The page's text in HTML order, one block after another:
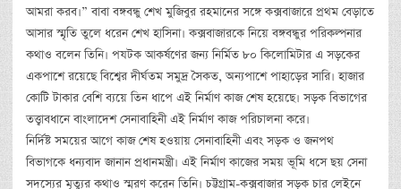
আমরা করব।” বাবা বঙ্গবন্ধু শেখ মুজিবুর রহমানের সঙ্গে কক্সবাজারে প্রথম বেড়াতে
আসার স্মৃতি তুলে ধরেন শেখ হাসিনা। কক্সবাজারকে নিয়ে বঙ্গবন্ধুর পরিকল্পনার
কথাও বলেন তিনি। পযটক আকর্ষণের জন্য নির্মিত ৮০ কিলোমিটার এ সড়কের
একপাশে রয়েছে বিশ্বের দীর্ঘতম সমুদ্র সৈকত, অন্যপাশে পাহাড়ের সারি। হাজার
কোটি টাকার বেশি ব্যয়ে তিন ধাপে এই নির্মাণ কাজ শেষ হয়েছে। সড়ক বিভাগের
তত্ত্বাবধানে বাংলাদেশ সেনাবাহিনী এই নির্মাণ কাজ পরিচালনা করে।
নির্দিষ্ট সময়ের আগে কাজ শেষ হওয়ায় সেনাবাহিনী এবং সড়ক ও জনপথ
বিভাগকে ধন্যবাদ জানান প্রধানমন্ত্রী। এই নির্মাণ কাজের সময় ভূমি ধসে ছয় সেনা
সদস্যের মৃত্যুর কথাও স্মরণ করেন তিনি। চট্টগ্রাম-কক্সবাজার সড়ক চার লেইনে